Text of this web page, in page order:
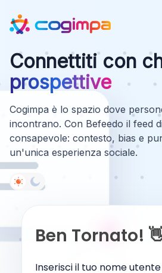
Connettiti con
prospettive
Cogimpa è lo spazio dove
incontrano. Con Befeedo il feed
consapevole: contesto, bias e
un'unica esperienza sociale.
Ben Tornato!
Inserisci il tuo nome utente